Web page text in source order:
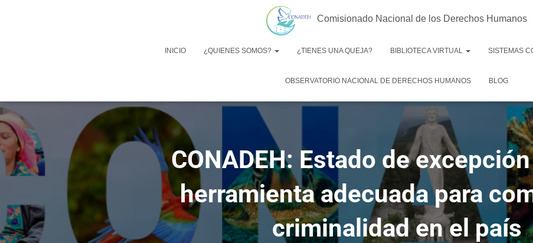
Comisionado Nacional de los Derechos Humanos
INICIO ¿QUIENES SOMOS? ¿TIENES UNA QUEJA? BIBLIOTECA VIRTUAL SISTEMAS
OBSERVATORIO NACIONAL DE DERECHOS HUMANOS BLOG
CONADEH: Estado de
herramienta adecuada para
criminalidad en el país